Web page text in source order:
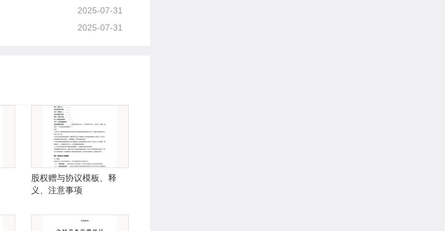
2025-07-31
2025-07-31
股权赠与协议模板、释
义、注意事项